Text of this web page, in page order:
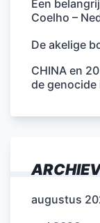
Een
Coelho –
De akelige
CHINA en
de genocide
augustus